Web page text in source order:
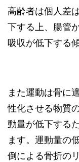
高齢者は個人差
下する上、腸管
吸収が低下する
また運動は骨に
性化させる物質
動量が低下する
ます。運動量の
倒による骨折の